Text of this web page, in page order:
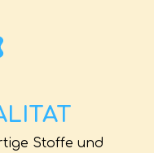
Stoffe und